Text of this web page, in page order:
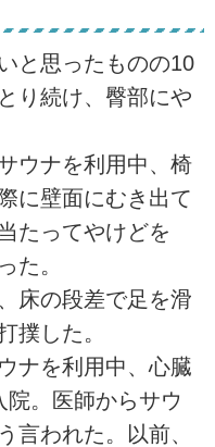
と思ったものの10
り続け、臀部にや
ウナを利用中、椅
に壁面にむき出て
たってやけどを
た。
床の段差で足を滑
撲した。
ナを利用中、心臓
。医師からサウ
言われた。以前、